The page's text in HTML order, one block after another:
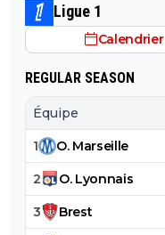
Ligue 1
Calendrier
REGULAR SEASON
Équipe
1 O. Marseille
2 O. Lyonnais
3 Brest